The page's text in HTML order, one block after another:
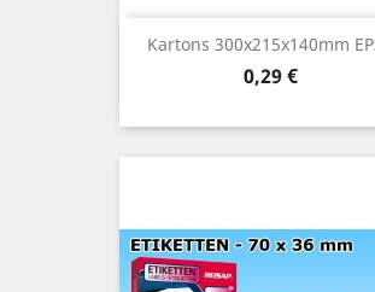
Kartons 300x215x140mm
Preis
0,29 €